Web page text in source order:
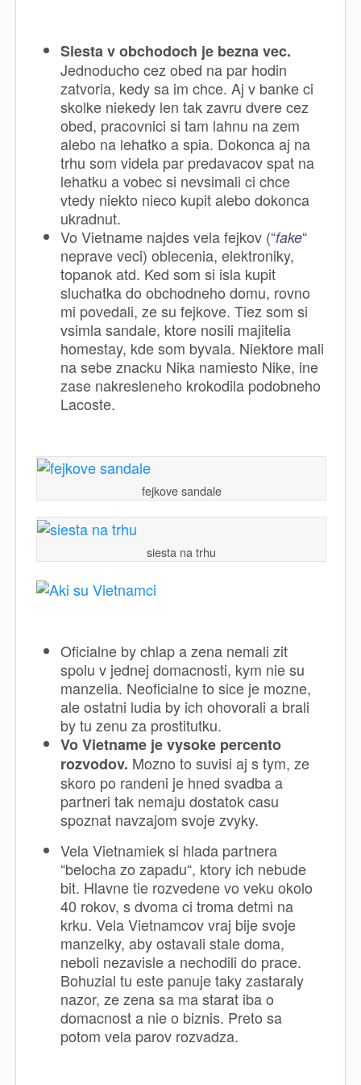
Siesta v obchodoch je bezna vec.
Jednoducho cez obed na par hodin
zatvoria, kedy sa im chce. Aj v banke ci
skolke niekedy len tak zavru dvere cez
obed, pracovnici si tam lahnu na zem
alebo na lehatko a spia. Dokonca aj na
trhu som videla par predavacov spat na
lehatku a vobec si nevsimali ci chce
vtedy niekto nieco kupit alebo dokonca
ukradnut.
Vo Vietname najdes vela fejkov (“fake“
neprave veci) oblecenia, elektroniky,
topanok atd. Ked som si isla kupit
sluchatka do obchodneho domu, rovno
mi povedali, ze su fejkove. Tiez som si
vsimla sandale, ktore nosili majitelia
homestay, kde som byvala. Niektore mali
na sebe znacku Nika namiesto Nike, ine
zase nakresleneho krokodila podobneho
Lacoste.
fejkove sandale
siesta na trhu
Oficialne by chlap a zena nemali zit
spolu v jednej domacnosti, kym nie su
manzelia. Neoficialne to sice je mozne,
ale ostatni ludia by ich ohovorali a brali
by tu zenu za prostitutku.
Vo Vietname je vysoke percento
rozvodov. Mozno to suvisi aj s tym, ze
skoro po randeni je hned svadba a
partneri tak nemaju dostatok casu
spoznat navzajom svoje zvyky.
Vela Vietnamiek si hlada partnera
“belocha zo zapadu“, ktory ich nebude
bit. Hlavne tie rozvedene vo veku okolo
40 rokov, s dvoma ci troma detmi na
krku. Vela Vietnamcov vraj bije svoje
manzelky, aby ostavali stale doma,
neboli nezavisle a nechodili do prace.
Bohuzial tu este panuje taky zastaraly
nazor, ze zena sa ma starat iba o
domacnost a nie o biznis. Preto sa
potom vela parov rozvadza.